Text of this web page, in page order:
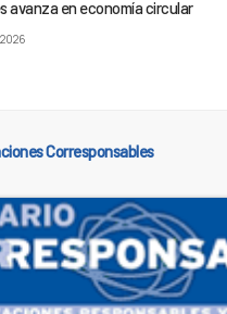
avanza en economía circular
2026
Corresponsables